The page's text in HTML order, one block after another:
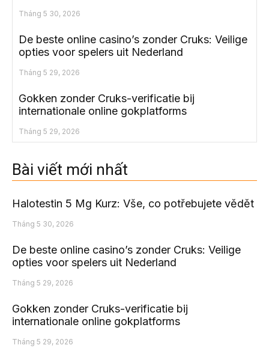
Tháng 5 30, 2026
De beste online casino’s zonder Cruks: Veilige
opties voor spelers uit Nederland
Tháng 5 29, 2026
Gokken zonder Cruks-verificatie bij
internationale online gokplatforms
Tháng 5 29, 2026
Bài viết mới nhất
Halotestin 5 Mg Kurz: Vše, co potřebujete vědět
Tháng 5 30, 2026
De beste online casino’s zonder Cruks: Veilige
opties voor spelers uit Nederland
Tháng 5 29, 2026
Gokken zonder Cruks-verificatie bij
internationale online gokplatforms
Tháng 5 29, 2026